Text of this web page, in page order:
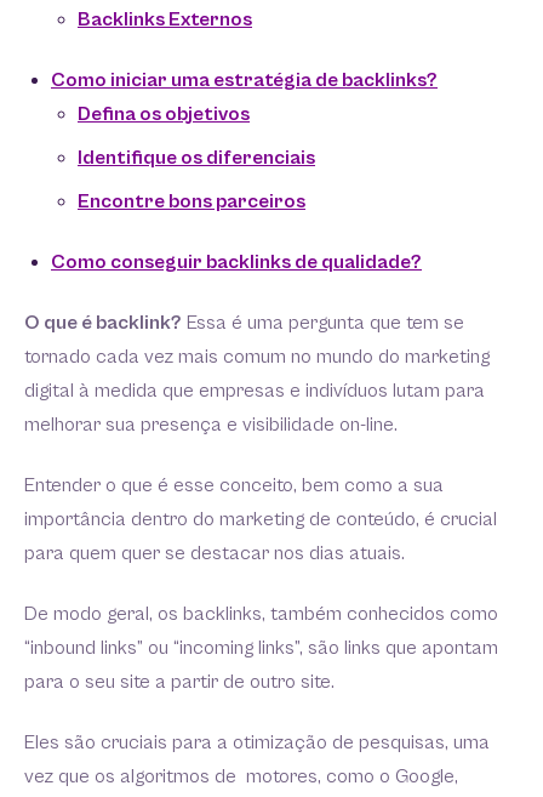
Backlinks Externos
Como iniciar uma estratégia de backlinks?
Defina os objetivos
Identifique os diferenciais
Encontre bons parceiros
Como conseguir backlinks de qualidade?
O que é backlink? Essa é uma pergunta que tem se
tornado cada vez mais comum no mundo do marketing
digital à medida que empresas e indivíduos lutam para
melhorar sua presença e visibilidade on-line.
Entender o que é esse conceito, bem como a sua
importância dentro do marketing de conteúdo, é crucial
para quem quer se destacar nos dias atuais.
De modo geral, os backlinks, também conhecidos como
“inbound links” ou “incoming links”, são links que apontam
para o seu site a partir de outro site.
Eles são cruciais para a otimização de pesquisas, uma
vez que os algoritmos de motores, como o Google,